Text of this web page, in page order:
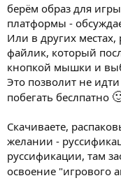
берём образ для
платформы -
Или в других местах,
файлик, который
кнопкой мышки и
Это позволит не
побегать беслпатно
Скачиваете,
желании -
руссификации, там
освоение "игрового